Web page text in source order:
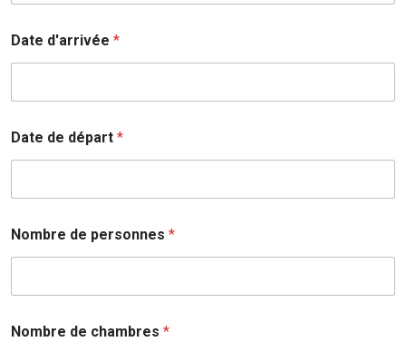
Date d'arrivée *
Date de départ *
Nombre de personnes *
Nombre de chambres *